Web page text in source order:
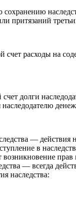
притязаний
счет расходы на
счет долги
—
в
возникновение
— всегда
наследства: